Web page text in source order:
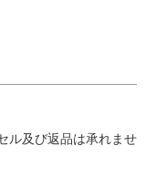
ル及び返品は承れませ